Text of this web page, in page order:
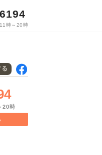
時～20時
20時